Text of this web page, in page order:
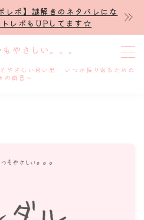
レポ】謎解きのネタバレにな
トレポもUPしてます☆
やさしい。。。
とやさしい思い出 いつか振り返るための
の戯言～